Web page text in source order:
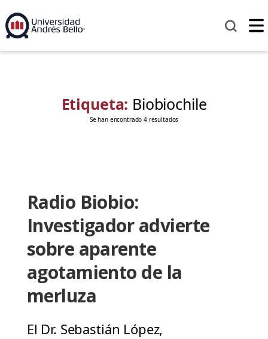
Etiqueta: Biobiochile
Se han encontrado 4 resultados
Radio Biobio:
Investigador advierte
sobre aparente
agotamiento de la
merluza
El Dr. Sebastián López,